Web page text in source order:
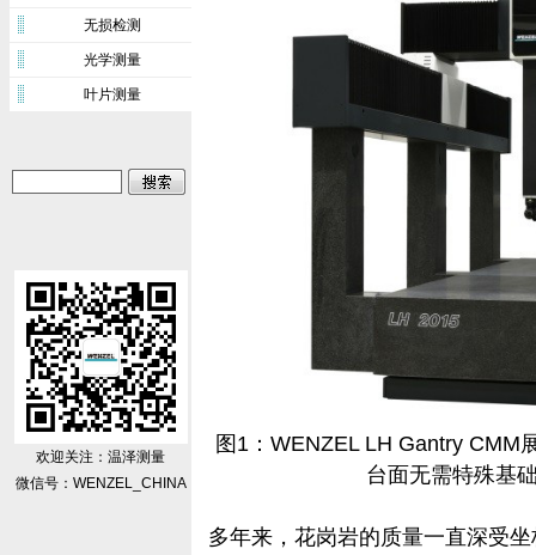
无损检测
光学测量
叶片测量
欢迎关注：温泽测量
微信号：WENZEL_CHINA
图 1： WENZEL LH Gantry CMM
台面无需特殊基
多年来，花岗岩的质量一直深受